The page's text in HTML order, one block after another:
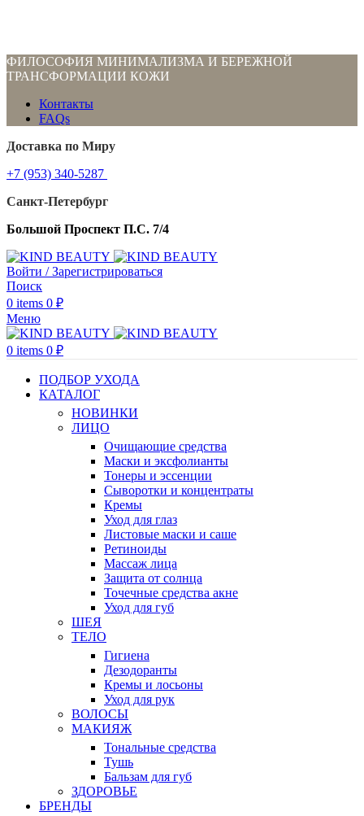
ФИЛОСОФИЯ МИНИМАЛИЗМА И БЕРЕЖНОЙ
ТРАНСФОРМАЦИИ КОЖИ
Контакты
FAQs
Доставка по Миру
+7 (953) 340-5287
Санкт-Петербург
Большой Проспект П.С. 7/4
Войти / Зарегистрироваться
Поиск
0 items 0 ₽
Меню
0 items 0 ₽
ПОДБОР УХОДА
КАТАЛОГ
НОВИНКИ
ЛИЦО
Очищающие средства
Маски и эксфолианты
Тонеры и эссенции
Сыворотки и концентраты
Кремы
Уход для глаз
Листовые маски и саше
Ретиноиды
Массаж лица
Защита от солнца
Точечные средства акне
Уход для губ
ШЕЯ
ТЕЛО
Гигиена
Дезодоранты
Кремы и лосьоны
Уход для рук
ВОЛОСЫ
МАКИЯЖ
Тональные средства
Тушь
Бальзам для губ
ЗДОРОВЬЕ
БРЕНДЫ